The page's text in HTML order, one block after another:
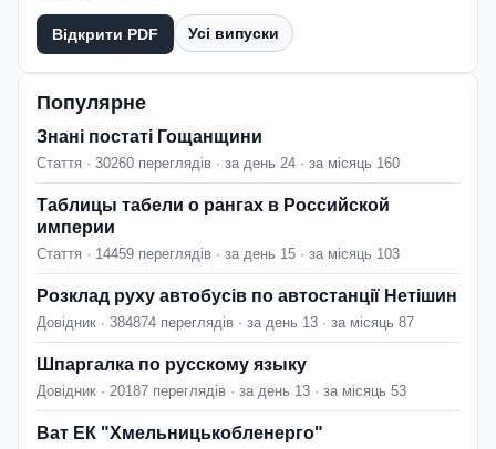
Відкрити PDF Усі випуски
Популярне
Знані постаті Гощанщини
Стаття · 30260 переглядів · за день 24 · за місяць 160
Таблицы табели о рангах в Российской
империи
Стаття · 14459 переглядів · за день 15 · за місяць 103
Розклад руху автобусів по автостанції Нетішин
Довідник · 384874 переглядів · за день 13 · за місяць 87
Шпаргалка по русскому языку
Довідник · 20187 переглядів · за день 13 · за місяць 53
Ват ЕК "Хмельницькобленерго"